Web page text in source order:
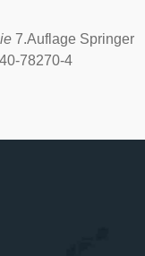
7.Auflage Springer
78270-4